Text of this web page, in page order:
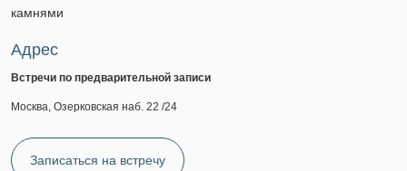
камнями
Адрес
Встречи по предварительной записи
Москва, Озерковская наб. 22 /24
Записаться на встречу